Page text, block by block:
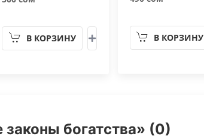
В КОРЗИНУ В КОРЗИНУ
богатства» (0)